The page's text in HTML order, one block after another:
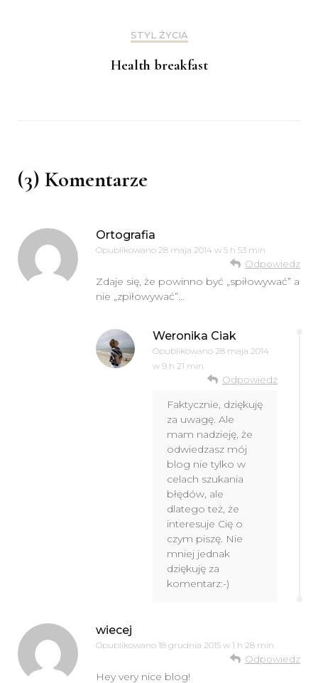
STYL ŻYCIA
Health breakfast
(3) Komentarze
Ortografia
Opublikowano 28 maja 2014 w 5 h 53 min
Odpowiedz
Zdaje się, że powinno być „spiłowywać” a
nie „zpiłowywać”…
Weronika Ciak
Opublikowano 28 maja 2014
w 9 h 21 min
Odpowiedz
Faktycznie, dziękuję
za uwagę. Ale
mam nadzieję, że
odwiedzasz mój
blog nie tylko w
celach szukania
błędów, ale
dlatego też, że
interesuje Cię o
czym piszę. Nie
mniej jednak
dziękuję za
komentarz:-)
wiecej
Opublikowano 18 grudnia 2015 w 1 h 28 min
Odpowiedz
Hey very nice blog!